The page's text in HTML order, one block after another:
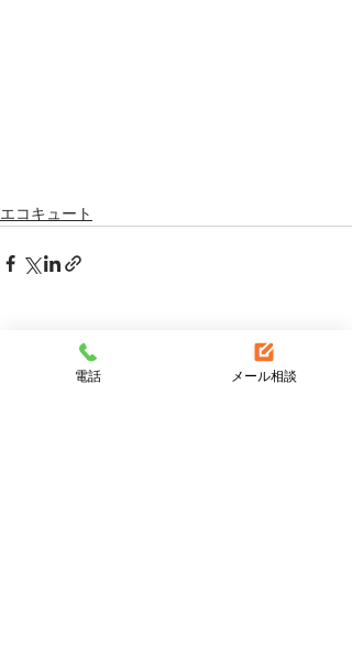
エコキュート
電話 メール相談